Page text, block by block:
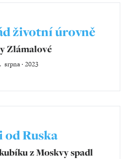
životní úrovně
Zlámalové
srpna ‧ 2023
Ruska
z Moskvy spadl